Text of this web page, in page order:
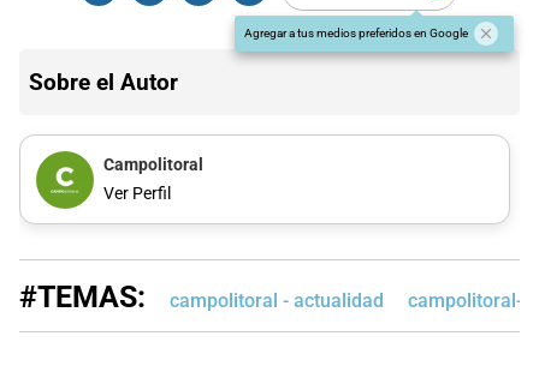
Agregar a tus medios preferidos en Google
Sobre el Autor
Campolitoral
Ver Perfil
#TEMAS: campolitoral - actualidad campolitoral-